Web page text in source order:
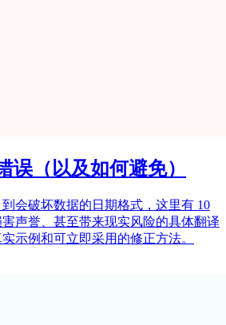
误（以及如何避免）
会破坏数据的日期格式，这里有 10
声誉、甚至带来现实风险的具体翻译
示例和可立即采用的修正方法。